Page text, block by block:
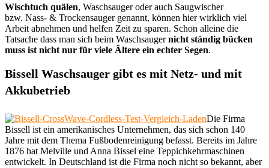
Wischtuch quälen, Waschsauger oder auch Saugwischer
bzw. Nass- & Trockensauger genannt, können hier wirklich viel
Arbeit abnehmen und helfen Zeit zu sparen. Schon alleine die
Tatsache dass man sich beim Waschsaugernicht ständig bücken
muss ist nicht nur für viele Ältere ein echter Segen.
Bissell Waschsauger gibt es mit Netz- und mit
Akkubetrieb
Die Firma
Bissell ist ein amerikanisches Unternehmen, das sich schon 140
Jahre mit dem Thema Fußbodenreinigung befasst. Bereits im Jahre
1876 hat Melville und Anna Bissel eine Teppichkehrmaschinen
entwickelt. In Deutschland ist die Firma noch nicht so bekannt, aber